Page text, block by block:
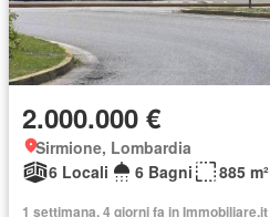
2.000.000 €
Sirmione, Lombardia
6 Locali
6 Bagni 885 m²
1 settimana, 4 giorni fa in Immobiliare.it